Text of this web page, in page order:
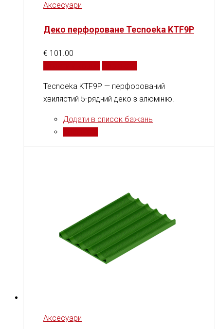
Аксесуари
Деко перфороване Tecnoeka KTF9P
€ 101.00
Tecnoeka KTF9P — перфорований
хвилястий 5-рядний деко з алюмінію.
Додати в список бажань
Аксесуари